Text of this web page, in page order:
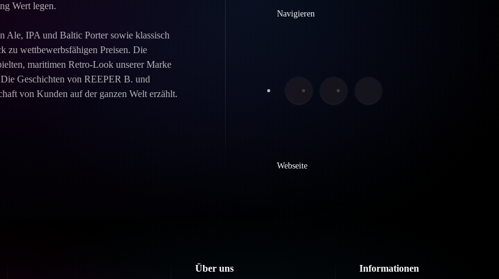
Wert legen.
Ale, IPA und Baltic Porter sowie klassisch
zu wettbewerbsfähigen Preisen. Die
maritimen Retro-Look unserer Marke
Geschichten von REEPER B. und
von Kunden auf der ganzen Welt erzählt.
Navigieren
Webseite
Über uns Informationen